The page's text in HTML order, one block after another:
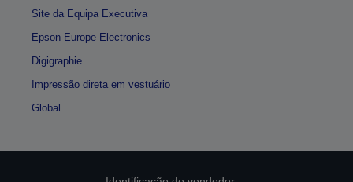
Site da Equipa Executiva
Epson Europe Electronics
Digigraphie
Impressão direta em vestuário
Global